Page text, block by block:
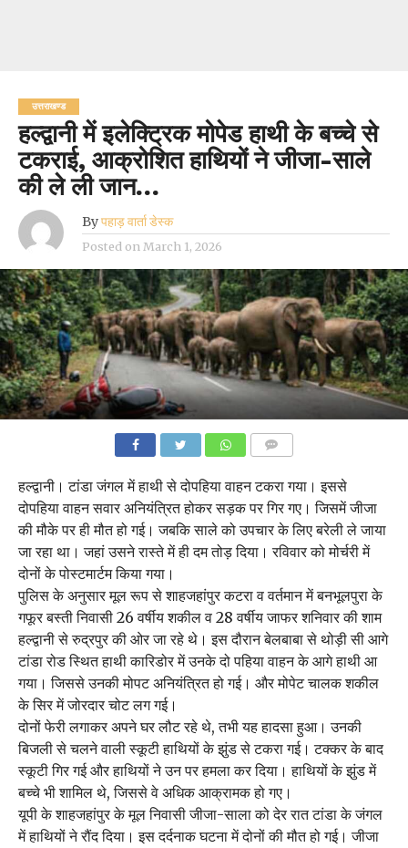
उत्तराखण्ड
हल्द्वानी में इलेक्ट्रिक मोपेड हाथी के बच्चे से
टकराई, आक्रोशित हाथियों ने जीजा-साले
की ले ली जान…
Byपहाड़ वार्ता डेस्क
Posted on March 1, 2026
हल्द्वानी। टांडा जंगल में हाथी से दोपहिया वाहन टकरा गया। इससे
दोपहिया वाहन सवार अनियंत्रित होकर सड़क पर गिर गए। जिसमें जीजा
की मौके पर ही मौत हो गई। जबकि साले को उपचार के लिए बरेली ले जाया
जा रहा था। जहां उसने रास्ते में ही दम तोड़ दिया। रविवार को मोर्चरी में
दोनों के पोस्टमार्टम किया गया।
पुलिस के अनुसार मूल रूप से शाहजहांपुर कटरा व वर्तमान में बनभूलपुरा के
गफूर बस्ती निवासी 26 वर्षीय शकील व 28 वर्षीय जाफर शनिवार की शाम
हल्द्वानी से रुद्रपुर की ओर जा रहे थे। इस दौरान बेलबाबा से थोड़ी सी आगे
टांडा रोड स्थित हाथी कारिडोर में उनके दो पहिया वाहन के आगे हाथी आ
गया। जिससे उनकी मोपट अनियंत्रित हो गई। और मोपेट चालक शकील
के सिर में जोरदार चोट लग गई।
दोनों फेरी लगाकर अपने घर लौट रहे थे, तभी यह हादसा हुआ। उनकी
बिजली से चलने वाली स्कूटी हाथियों के झुंड से टकरा गई। टक्कर के बाद
स्कूटी गिर गई और हाथियों ने उन पर हमला कर दिया। हाथियों के झुंड में
बच्चे भी शामिल थे, जिससे वे अधिक आक्रामक हो गए।
यूपी के शाहजहांपुर के मूल निवासी जीजा-साला को देर रात टांडा के जंगल
में हाथियों ने रौंद दिया। इस दर्दनाक घटना में दोनों की मौत हो गई। जीजा